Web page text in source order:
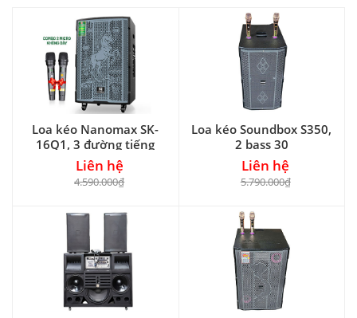
Loa kéo Nanomax SK-
16Q1, 3 đường tiếng
Liên hệ
4.590.000₫
Loa kéo Soundbox S350,
2 bass 30
Liên hệ
5.790.000₫